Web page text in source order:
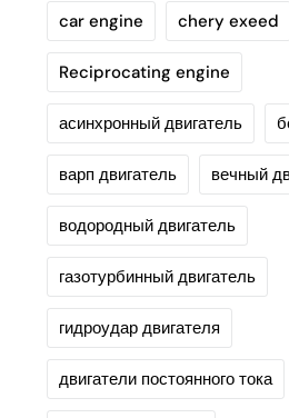
car engine chery exeed
Reciprocating engine
асинхронный двигатель
варп двигатель вечный
водородный двигатель
газотурбинный двигатель
гидроудар двигателя
двигатели постоянного тока